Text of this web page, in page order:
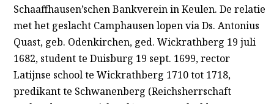
Schaaffhausen’schen Bankverein in Keulen. De relatie
met het geslacht Camphausen lopen via Ds. Antonius
Quast, geb. Odenkirchen, ged. Wickrathberg 19 juli
1682, student te Duisburg 19 sept. 1699, rector
Latijnse school te Wickrathberg 1710 tot 1718,
predikant te Schwanenberg (Reichsherrschaft